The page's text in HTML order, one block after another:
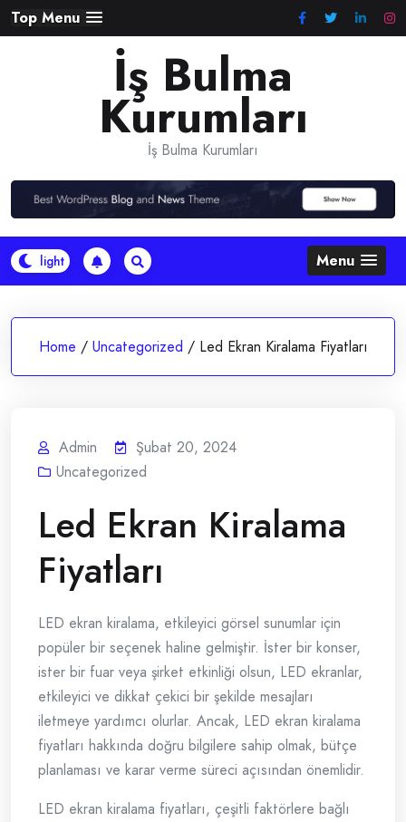
Skip
to
Top Menu
İş Bulma
Kurumları
İş Bulma Kurumları
Menu
Home / Uncategorized / Led Ekran Kiralama Fiyatları
Admin
Şubat 20, 2024
Uncategorized
Led Ekran Kiralama
Fiyatları
LED ekran kiralama, etkileyici görsel sunumlar için
popüler bir seçenek haline gelmiştir. İster bir konser,
ister bir fuar veya şirket etkinliği olsun, LED ekranlar,
etkileyici ve dikkat çekici bir şekilde mesajları
iletmeye yardımcı olurlar. Ancak, LED ekran kiralama
fiyatları hakkında doğru bilgilere sahip olmak, bütçe
planlaması ve karar verme süreci açısından önemlidir.
LED ekran kiralama fiyatları, çeşitli faktörlere bağlı